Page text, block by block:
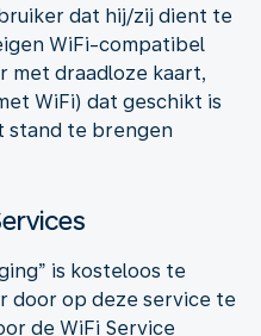
dat hij/zij dient te
WiFi-compatibel
met draadloze kaart,
WiFi) dat geschikt is
stand te brengen
is kosteloos te
door op deze service te
de WiFi Service